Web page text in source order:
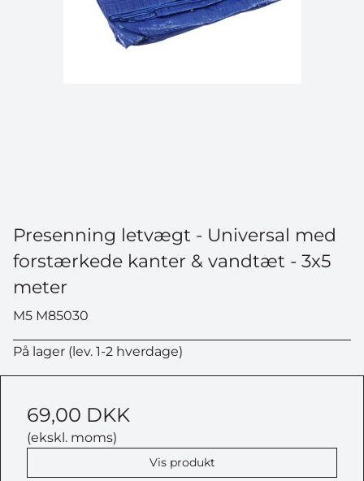
Presenning letvægt - Universal med
forstærkede kanter & vandtæt - 3x5
meter
M5 M85030
På lager (lev. 1-2 hverdage)
69,00 DKK
(ekskl. moms)
Vis produkt